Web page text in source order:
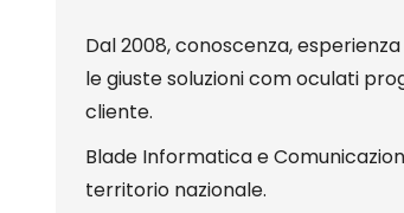
Dal 2008, conoscenza,
le giuste soluzioni com oculati
cliente.
Blade Informatica e
territorio nazionale.